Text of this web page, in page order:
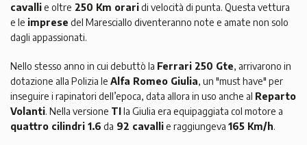
cavallie oltre 250 Km oraridi velocità di punta. Questa vettura
e le imprese del Maresciallo diventeranno note e amate non solo
dagli appassionati.
Nello stesso anno in cui debuttò la Ferrari 250 Gte, arrivarono in
dotazione alla Polizia le Alfa Romeo Giulia, un "must have" per
inseguire i rapinatori dell’epoca, data allora in uso anche al Reparto
Volanti. Nella versione TIla Giulia era equipaggiata col motore a
quattro cilindri 1.6 da 92 cavallie raggiungeva 165 Km/h.